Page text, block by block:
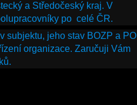
a Středočeský kraj. V
po celé ČR.
subjektu, jeho stav BOZP a PO
organizace. Zaručuji Vám